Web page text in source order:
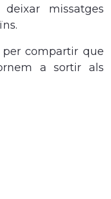
missatges
per compartir que
a sortir als